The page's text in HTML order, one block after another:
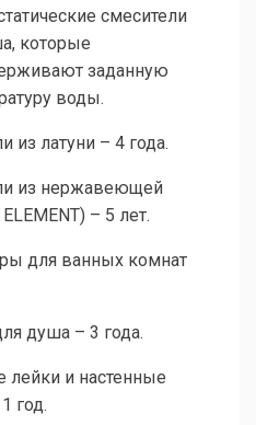
смесители
которые
заданную
воды.
из латуни – 4 года.
из нержавеющей
– 5 лет.
для ванных комнат
душа – 3 года.
лейки и настенные
год.